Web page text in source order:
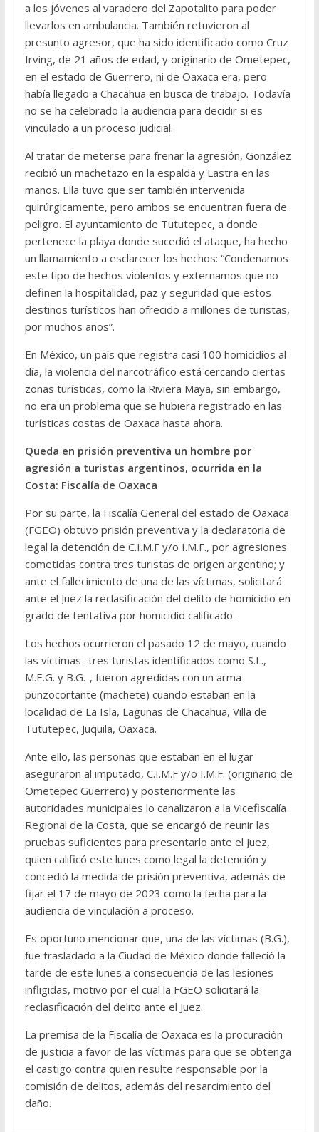
a los jóvenes al varadero del Zapotalito para poder
llevarlos en ambulancia. También retuvieron al
presunto agresor, que ha sido identificado como Cruz
Irving, de 21 años de edad, y originario de Ometepec,
en el estado de Guerrero, ni de Oaxaca era, pero
había llegado a Chacahua en busca de trabajo. Todavía
no se ha celebrado la audiencia para decidir si es
vinculado a un proceso judicial.
Al tratar de meterse para frenar la agresión, González
recibió un machetazo en la espalda y Lastra en las
manos. Ella tuvo que ser también intervenida
quirúrgicamente, pero ambos se encuentran fuera de
peligro. El ayuntamiento de Tututepec, a donde
pertenece la playa donde sucedió el ataque, ha hecho
un llamamiento a esclarecer los hechos: “Condenamos
este tipo de hechos violentos y externamos que no
definen la hospitalidad, paz y seguridad que estos
destinos turísticos han ofrecido a millones de turistas,
por muchos años”.
En México, un país que registra casi 100 homicidios al
día, la violencia del narcotráfico está cercando ciertas
zonas turísticas, como la Riviera Maya, sin embargo,
no era un problema que se hubiera registrado en las
turísticas costas de Oaxaca hasta ahora.
Queda en prisión preventiva un hombre por
agresión a turistas argentinos, ocurrida en la
Costa: Fiscalía de Oaxaca
Por su parte, la Fiscalía General del estado de Oaxaca
(FGEO) obtuvo prisión preventiva y la declaratoria de
legal la detención de C.I.M.F y/o I.M.F., por agresiones
cometidas contra tres turistas de origen argentino; y
ante el fallecimiento de una de las víctimas, solicitará
ante el Juez la reclasificación del delito de homicidio en
grado de tentativa por homicidio calificado.
Los hechos ocurrieron el pasado 12 de mayo, cuando
las víctimas -tres turistas identificados como S.L.,
M.E.G. y B.G.-, fueron agredidas con un arma
punzocortante (machete) cuando estaban en la
localidad de La Isla, Lagunas de Chacahua, Villa de
Tututepec, Juquila, Oaxaca.
Ante ello, las personas que estaban en el lugar
aseguraron al imputado, C.I.M.F y/o I.M.F. (originario de
Ometepec Guerrero) y posteriormente las
autoridades municipales lo canalizaron a la Vicefiscalía
Regional de la Costa, que se encargó de reunir las
pruebas suficientes para presentarlo ante el Juez,
quien calificó este lunes como legal la detención y
concedió la medida de prisión preventiva, además de
fijar el 17 de mayo de 2023 como la fecha para la
audiencia de vinculación a proceso.
Es oportuno mencionar que, una de las víctimas (B.G.),
fue trasladado a la Ciudad de México donde falleció la
tarde de este lunes a consecuencia de las lesiones
infligidas, motivo por el cual la FGEO solicitará la
reclasificación del delito ante el Juez.
La premisa de la Fiscalía de Oaxaca es la procuración
de justicia a favor de las víctimas para que se obtenga
el castigo contra quien resulte responsable por la
comisión de delitos, además del resarcimiento del
daño.